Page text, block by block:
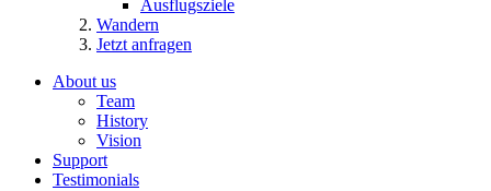
Ausflugsziele
Wandern
Jetzt anfragen
About us
Team
History
Vision
Support
Testimonials